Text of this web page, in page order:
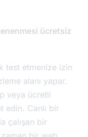
ücretsiz
test etmenize izin
alanı yapar.
veya ücretli
edin. Canlı bir
çalışan bir